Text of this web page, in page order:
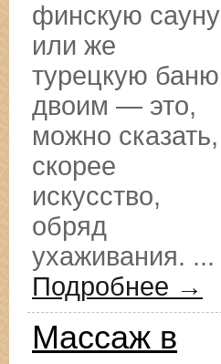
финскую сауну
или же
турецкую баню
двоим — это,
можно сказать,
скорее
искусство,
обряд
ухаживания. ...
Подробнее →
Массаж в